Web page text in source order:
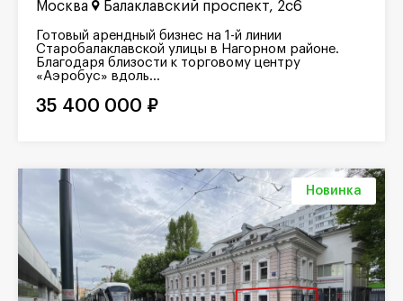
Москва Балаклавский проспект, 2с6
Готовый арендный бизнес на 1-й линии
Старобалаклавской улицы в Нагорном районе.
Благодаря близости к торговому центру
«Аэробус» вдоль...
35 400 000 ₽
Новинка